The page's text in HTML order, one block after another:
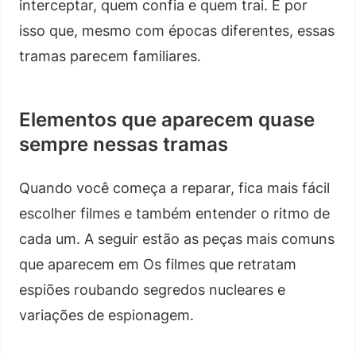
interceptar, quem confia e quem trai. É por
isso que, mesmo com épocas diferentes, essas
tramas parecem familiares.
Elementos que aparecem quase
sempre nessas tramas
Quando você começa a reparar, fica mais fácil
escolher filmes e também entender o ritmo de
cada um. A seguir estão as peças mais comuns
que aparecem em Os filmes que retratam
espiões roubando segredos nucleares e
variações de espionagem.